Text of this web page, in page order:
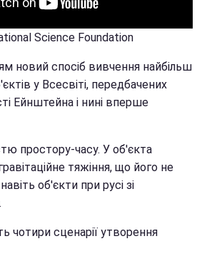
Science Foundation
новий спосіб вивчення найбільш
у Всесвіті, передбачених
Ейнштейна і нині вперше
простору-часу. У об'єкта
тяжіння, що його не
об'єкти при русі зі
чотири сценарії утворення